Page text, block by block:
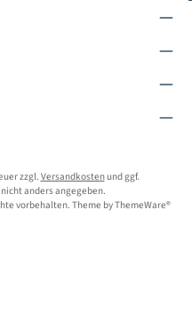
zzgl. Versandkostenund ggf.
anders angegeben.
vorbehalten. Theme byThemeWare®